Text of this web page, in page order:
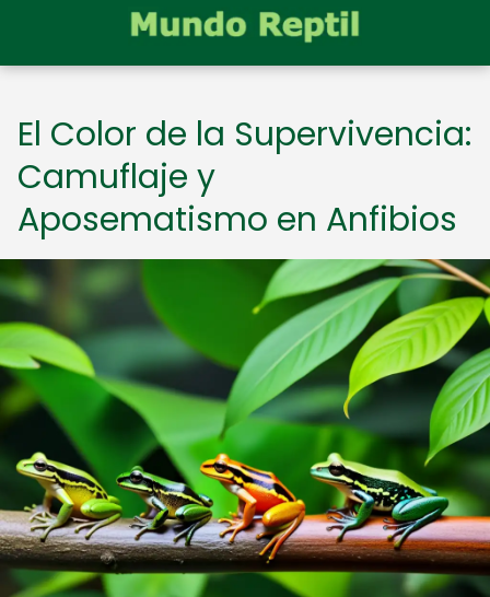
El Color de la Supervivencia:
Camuflaje y
Aposematismo en Anfibios